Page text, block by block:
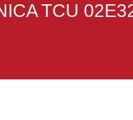
TCU